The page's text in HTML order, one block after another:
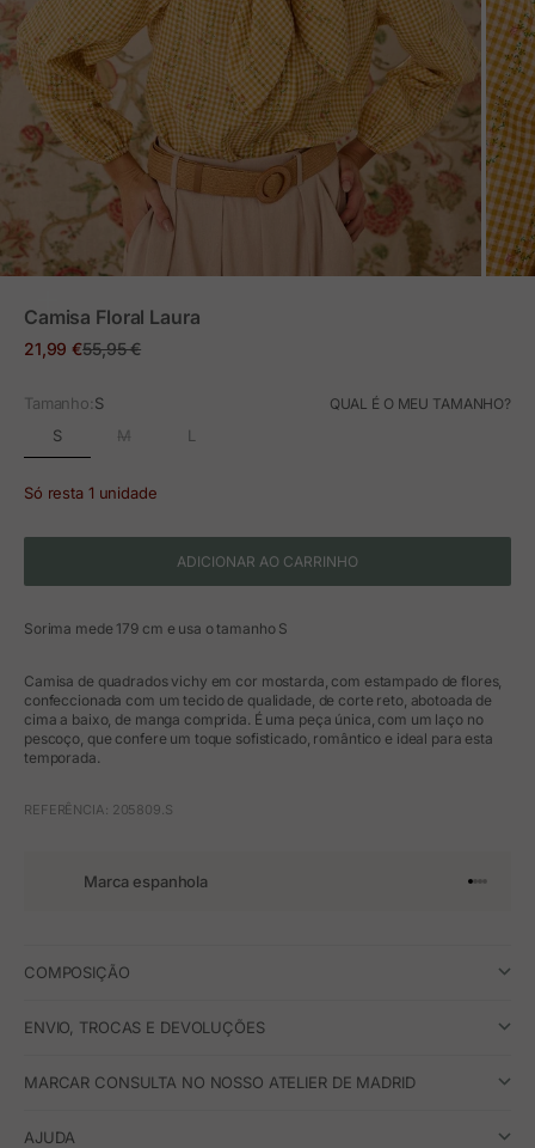
Camisa Floral Laura
Preço em promoção
21,99 €Preço normal
55,95 €
Tamanho:S QUAL É O MEU TAMANHO?
S M L
Só resta 1 unidade
ADICIONAR AO CARRINHO
Sorima mede 179 cm e usa o tamanho S
Camisa de quadrados vichy em cor mostarda, com estampado de flores,
confeccionada com um tecido de qualidade, de corte reto, abotoada de
cima a baixo, de manga comprida. É uma peça única, com um laço no
pescoço, que confere um toque sofisticado, romântico e ideal para esta
temporada.
REFERÊNCIA: 205809.S
Marca espanhola Ir para o
Ir para
Ir para
Ir para
COMPOSIÇÃO
ENVIO, TROCAS E DEVOLUÇÕES
MARCAR CONSULTA NO NOSSO ATELIER DE MADRID
AJUDA